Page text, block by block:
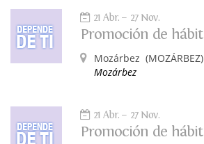
21 Abr. 27 Nov.
Mozárbez (MOZÁRBEZ)
Mozárbez
21 Abr. 27 Nov.